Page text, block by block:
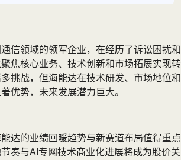
信领域的领军企业，在经历了诉讼困扰和
焦核心业务、技术创新和市场拓展实现转
挑战，但海能达在技术研发、市场地位和
优势，未来发展潜力巨大。
达的业绩回暖趋势与新赛道布局值得重点
奏与AI专网技术商业化进展将成为股价关